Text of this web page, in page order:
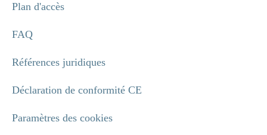
Plan d'accès
FAQ
Références juridiques
Déclaration de conformité CE
Paramètres des cookies